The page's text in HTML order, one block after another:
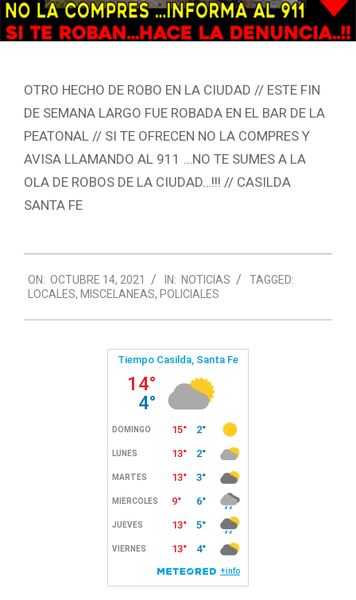
OTRO HECHO DE ROBO EN LA CIUDAD // ESTE FIN
DE SEMANA LARGO FUE ROBADA EN EL BAR DE LA
PEATONAL // SI TE OFRECEN NO LA COMPRES Y
AVISA LLAMANDO AL 911 …NO TE SUMES A LA
OLA DE ROBOS DE LA CIUDAD…!!! // CASILDA
SANTA FE
10-
14
ON: OCTUBRE 14, 2021 IN: NOTICIAS
TAGGED:
LOCALES, MISCELANEAS, POLICIALES